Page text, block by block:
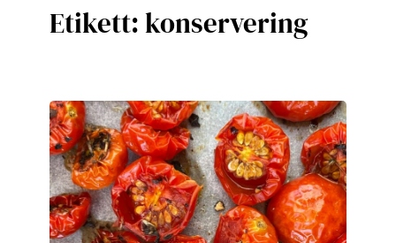
Etikett:konservering